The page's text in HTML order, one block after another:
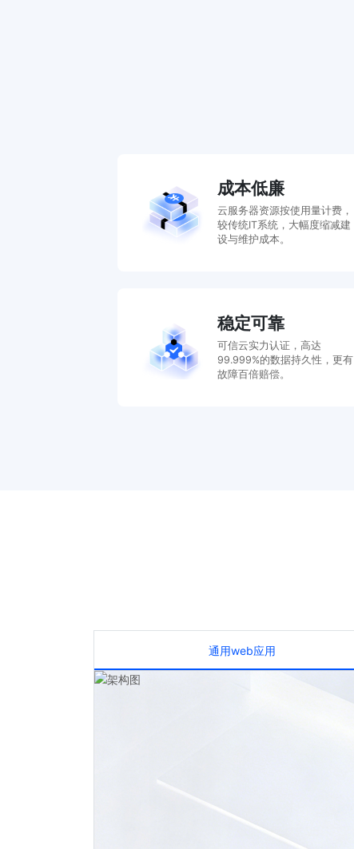
成本低廉
云服务器资源按使用量计费，
较传统IT系统，大幅度缩减建
设与维护成本。
稳定可靠
可信云实力认证，高达
99.999%的数据持久性，更有
故障百倍赔偿。
通用web应用